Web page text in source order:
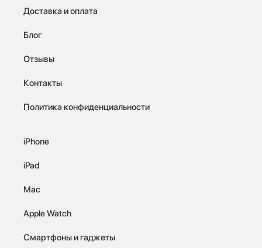
Доставка и оплата
Блог
Отзывы
Контакты
Политика конфиденциальности
iPhone
iPad
Mac
Apple Watch
Смартфоны и гаджеты